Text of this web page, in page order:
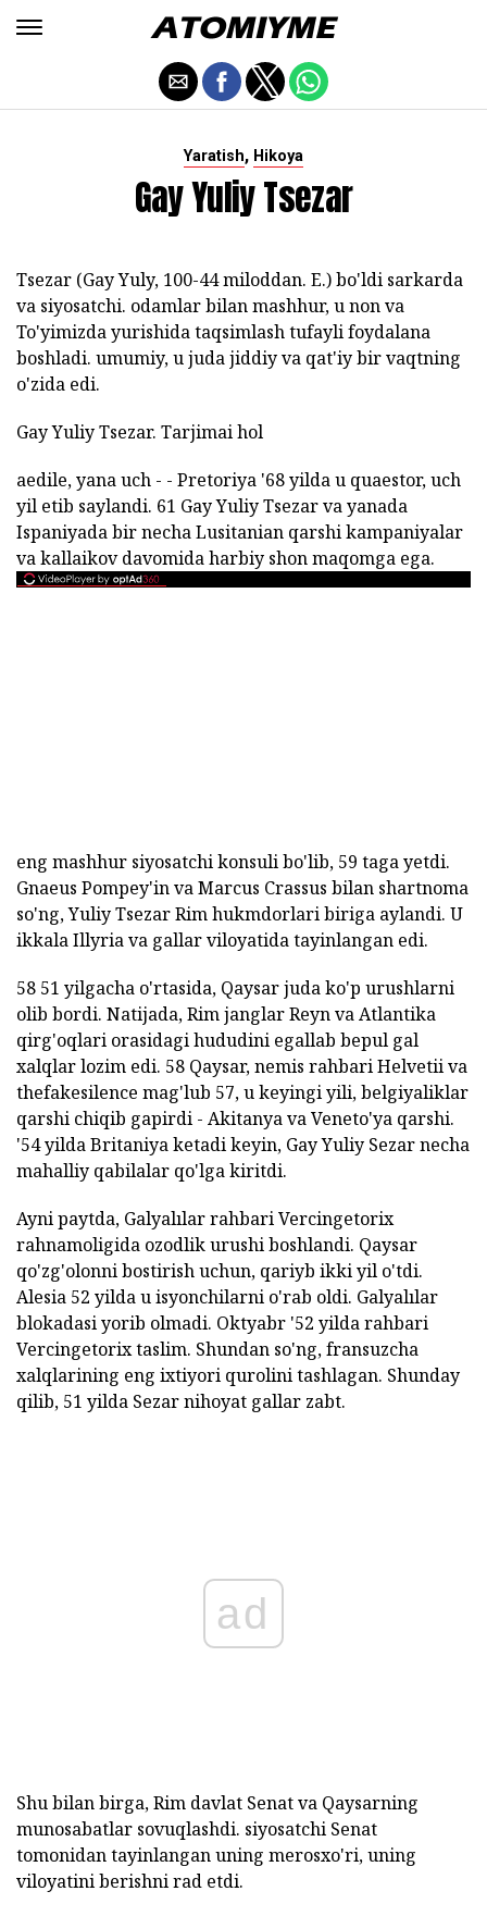
Yaratish, Hikoya
Gay Yuliy Tsezar
Tsezar (Gay Yuly, 100-44 miloddan. E.) bo'ldi sarkarda
va siyosatchi. odamlar bilan mashhur, u non va
To'yimizda yurishida taqsimlash tufayli foydalana
boshladi. umumiy, u juda jiddiy va qat'iy bir vaqtning
o'zida edi.
Gay Yuliy Tsezar. Tarjimai hol
aedile, yana uch - - Pretoriya '68 yilda u quaestor, uch
yil etib saylandi. 61 Gay Yuliy Tsezar va yanada
Ispaniyada bir necha Lusitanian qarshi kampaniyalar
va kallaikov davomida harbiy shon maqomga ega.
eng mashhur siyosatchi konsuli bo'lib, 59 taga yetdi.
Gnaeus Pompey'in va Marcus Crassus bilan shartnoma
so'ng, Yuliy Tsezar Rim hukmdorlari biriga aylandi. U
ikkala Illyria va gallar viloyatida tayinlangan edi.
58 51 yilgacha o'rtasida, Qaysar juda ko'p urushlarni
olib bordi. Natijada, Rim janglar Reyn va Atlantika
qirg'oqlari orasidagi hududini egallab bepul gal
xalqlar lozim edi. 58 Qaysar, nemis rahbari Helvetii va
thefakesilence mag'lub 57, u keyingi yili, belgiyaliklar
qarshi chiqib gapirdi - Akitanya va Veneto'ya qarshi.
'54 yilda Britaniya ketadi keyin, Gay Yuliy Sezar necha
mahalliy qabilalar qo'lga kiritdi.
Ayni paytda, Galyalılar rahbari Vercingetorix
rahnamoligida ozodlik urushi boshlandi. Qaysar
qo'zg'olonni bostirish uchun, qariyb ikki yil o'tdi.
Alesia 52 yilda u isyonchilarni o'rab oldi. Galyalılar
blokadasi yorib olmadi. Oktyabr '52 yilda rahbari
Vercingetorix taslim. Shundan so'ng, fransuzcha
xalqlarining eng ixtiyori qurolini tashlagan. Shunday
qilib, 51 yilda Sezar nihoyat gallar zabt.
ad
Shu bilan birga, Rim davlat Senat va Qaysarning
munosabatlar sovuqlashdi. siyosatchi Senat
tomonidan tayinlangan uning merosxo'ri, uning
viloyatini berishni rad etdi.